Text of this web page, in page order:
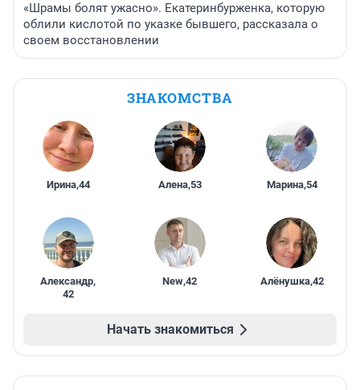
«Шрамы болят ужасно». Екатеринбурженка, которую
облили кислотой по указке бывшего, рассказала о
своем восстановлении
ЗНАКОМСТВА
Ирина,44 Алена,53 Марина,54
Александр,
42
New,42 Алёнушка,42
Начать знакомиться